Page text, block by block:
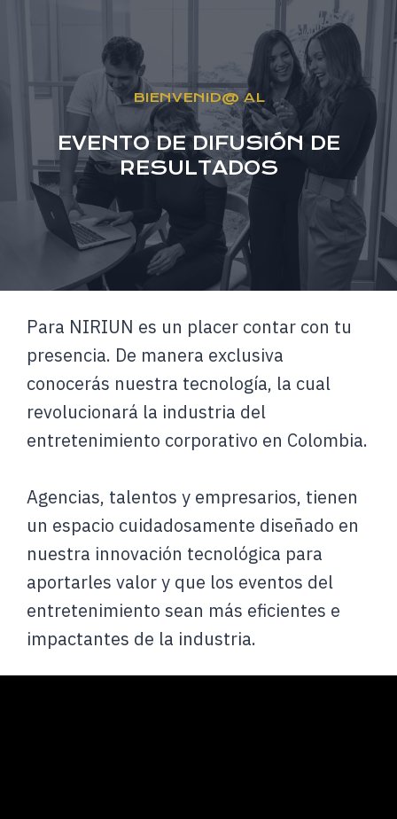
BIENVENID@ AL
EVENTO DE DIFUSIÓN DE
RESULTADOS
Para NIRIUN es un placer contar con tu
presencia. De manera exclusiva
conocerás nuestra tecnología, la cual
revolucionará la industria del
entretenimiento corporativo en Colombia.
Agencias, talentos y empresarios, tienen
un espacio cuidadosamente diseñado en
nuestra innovación tecnológica para
aportarles valor y que los eventos del
entretenimiento sean más eficientes e
impactantes de la industria.